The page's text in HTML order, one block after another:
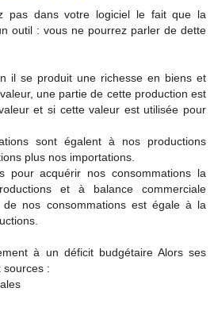
pas dans votre logiciel le fait que la
outil : vous ne pourrez parler de dette
il se produit une richesse en biens et
une partie de cette production est
et si cette valeur est utilisée pour
sont égalent à nos productions
plus nos importations.
pour acquérir nos consommations la
et à balance commerciale
nos consommations est égale à la
à un déficit budgétaire Alors ses
sources :